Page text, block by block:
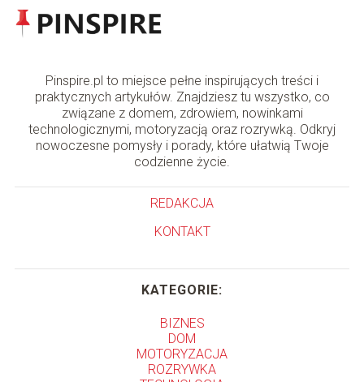
Pinspire.pl to miejsce pełne inspirujących treści i
praktycznych artykułów. Znajdziesz tu wszystko, co
związane z domem, zdrowiem, nowinkami
technologicznymi, motoryzacją oraz rozrywką. Odkryj
nowoczesne pomysły i porady, które ułatwią Twoje
codzienne życie.
REDAKCJA
KONTAKT
KATEGORIE:
BIZNES
DOM
MOTORYZACJA
ROZRYWKA